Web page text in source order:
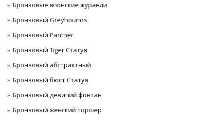
Бронзовые японские журавли
Бронзовый Greyhounds
Бронзовый Panther
Бронзовый Tiger Статуя
Бронзовый абстрактный
Бронзовый бюст Статуя
Бронзовый девичий фонтан
Бронзовый женский торшер